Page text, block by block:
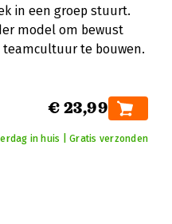
in een groep stuurt.
model om bewust
teamcultuur te bouwen.
€ 23,99
in huis | Gratis verzonden